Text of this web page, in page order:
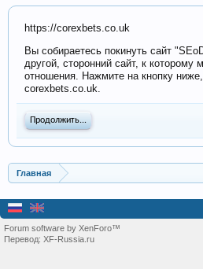
https://corexbets.co.uk
Вы собираетесь покинуть сайт
другой, сторонний сайт, к которому
отношения. Нажмите на кнопку
corexbets.co.uk.
Продолжить...
Главная
Forum software by XenForo™
Перевод: XF-Russia.ru